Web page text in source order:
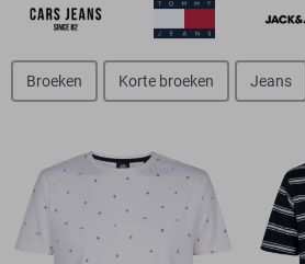
Broeken Korte broeken Jeans